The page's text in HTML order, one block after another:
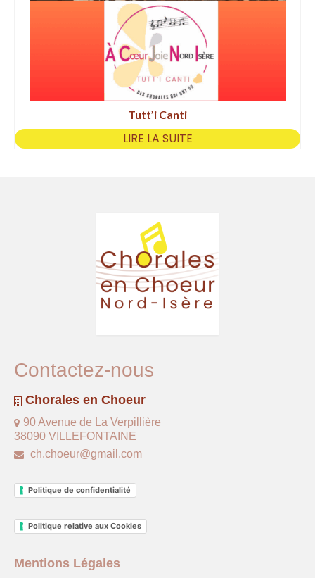
Tutt’i Canti
LIRE LA SUITE
Contactez-nous
Chorales en Choeur
90 Avenue de La Verpillière
38090 VILLEFONTAINE
ch.choeur@gmail.com
Politique de confidentialité
Politique relative aux Cookies
Mentions Légales